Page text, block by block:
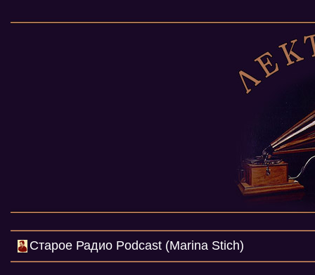
Cтарое Радио Podcast (Marina Stich)